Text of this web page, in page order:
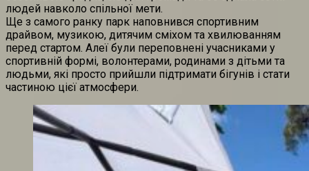
людей навколо спільної мети.
Ще з самого ранку парк наповнився спортивним
драйвом, музикою, дитячим сміхом та хвилюванням
перед стартом. Алеї були переповнені учасниками у
спортивній формі, волонтерами, родинами з дітьми та
людьми, які просто прийшли підтримати бігунів і стати
частиною цієї атмосфери.